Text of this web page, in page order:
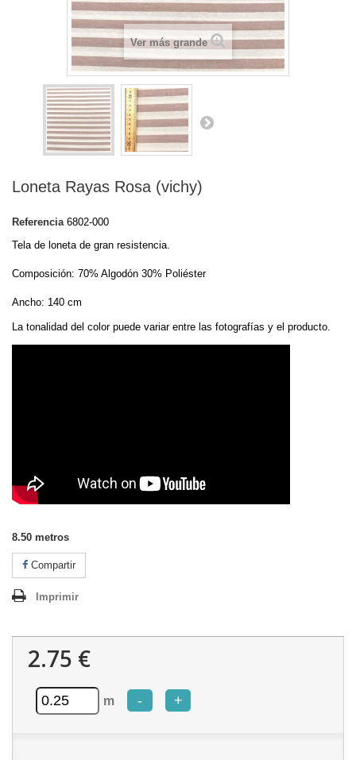
Ver más grande
Loneta Rayas Rosa (vichy)
Referencia 6802-000
Tela de loneta de gran resistencia.
Composición: 70% Algodón 30% Poliéster
Ancho: 140 cm
La tonalidad del color puede variar entre las fotografías y el producto.
8.50 metros
Compartir
Imprimir
2.75 €
m - +